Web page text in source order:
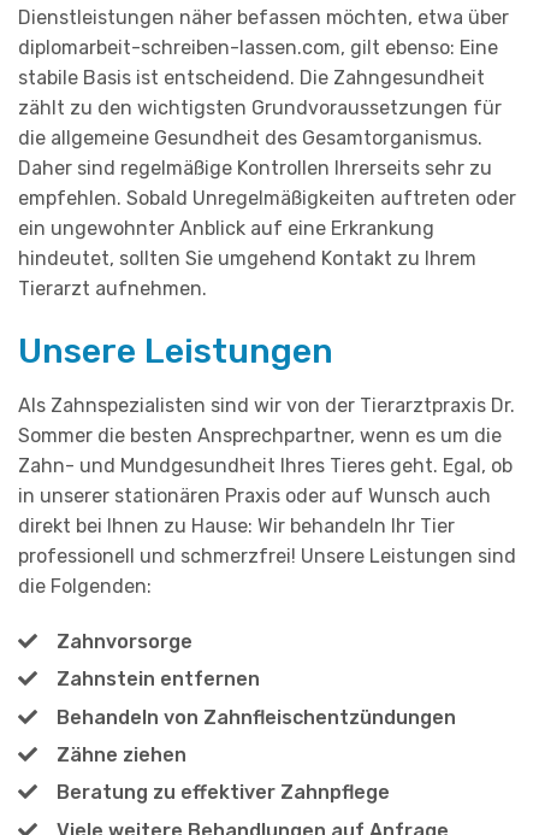
Dienstleistungen näher befassen möchten, etwa über
diplomarbeit-schreiben-lassen.com, gilt ebenso: Eine
stabile Basis ist entscheidend. Die Zahngesundheit
zählt zu den wichtigsten Grundvoraussetzungen für
die allgemeine Gesundheit des Gesamtorganismus.
Daher sind regelmäßige Kontrollen Ihrerseits sehr zu
empfehlen. Sobald Unregelmäßigkeiten auftreten oder
ein ungewohnter Anblick auf eine Erkrankung
hindeutet, sollten Sie umgehend Kontakt zu Ihrem
Tierarzt aufnehmen.
Unsere Leistungen
Als Zahnspezialisten sind wir von der Tierarztpraxis Dr.
Sommer die besten Ansprechpartner, wenn es um die
Zahn- und Mundgesundheit Ihres Tieres geht. Egal, ob
in unserer stationären Praxis oder auf Wunsch auch
direkt bei Ihnen zu Hause: Wir behandeln Ihr Tier
professionell und schmerzfrei! Unsere Leistungen sind
die Folgenden:
Zahnvorsorge
Zahnstein entfernen
Behandeln von Zahnfleischentzündungen
Zähne ziehen
Beratung zu effektiver Zahnpflege